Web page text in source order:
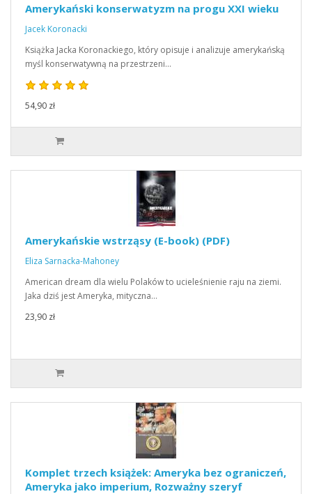
Amerykański konserwatyzm na progu XXI wieku
Jacek Koronacki
Książka Jacka Koronackiego, który opisuje i analizuje amerykańską
myśl konserwatywną na przestrzeni…
54,90 zł
Amerykańskie wstrząsy (E-book) (PDF)
Eliza Sarnacka-Mahoney
American dream dla wielu Polaków to ucieleśnienie raju na ziemi.
Jaka dziś jest Ameryka, mityczna…
23,90 zł
Komplet trzech książek: Ameryka bez ograniczeń,
Ameryka jako imperium, Rozważny szeryf